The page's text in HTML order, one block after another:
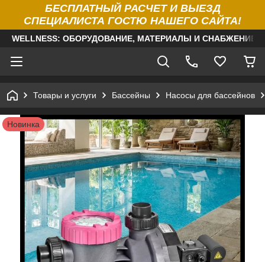
БЕСПЛАТНЫЙ РАСЧЕТ И ВЫЕЗД
СПЕЦИАЛИСТА ГОСТЮ НАШЕГО САЙТА!
WELLNESS: ОБОРУДОВАНИЕ, МАТЕРИАЛЫ И
Товары и услуги Бассейны Насосы для бассейнов
Новинка